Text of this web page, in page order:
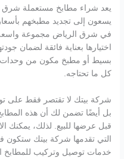
يعد شراء مطابخ مستعملة شرق
يسعون إلى تجديد مطبخهم
في شرق الرياض مجموعة واسعة
اختيارها بعناية فائقة لضمان
بسيط أو مطبخ مكون من وحدات
كل ما تحتاجه.
شركة بيتك لا تقتصر فقط على
بل أيضًا تضمن لك أن هذه
قبل عرضها للبيع. لذلك، يمكنك
التي تقدمها شركة بيتك ستكون
خدمات توصيل وتركيب